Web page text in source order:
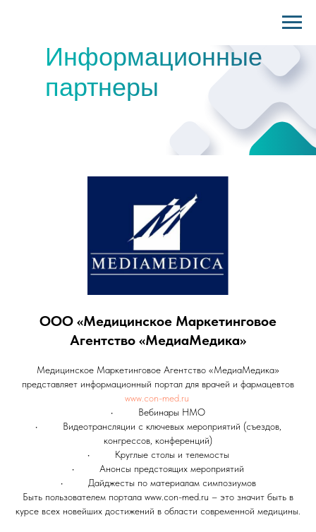
Информационные
партнеры
ООО «Медицинское Маркетинговое
Агентство «МедиаМедика»
Медицинское Маркетинговое Агентство «МедиаМедика»
представляет информационный портал для врачей и фармацевтов
www.con-med.ru
• Вебинары НМО
• Видеотрансляции с ключевых мероприятий (съездов,
конгрессов, конференций)
• Круглые столы и телемосты
• Анонсы предстоящих мероприятий
• Дайджесты по материалам симпозиумов
Быть пользователем портала www.con-med.ru – это значит быть в
курсе всех новейших достижений в области современной медицины.